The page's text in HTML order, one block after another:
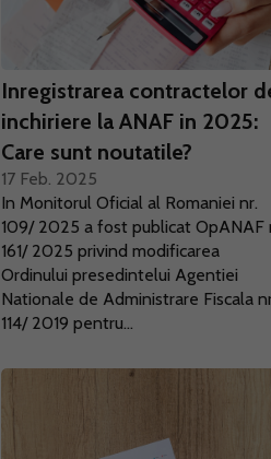
Inregistrarea contractelor
inchiriere la ANAF in 2025:
Care sunt noutatile?
17 Feb. 2025
In Monitorul Oficial al Romaniei nr.
109/ 2025 a fost publicat OpANAF
161/ 2025 privind modificarea
Ordinului presedintelui Agentiei
Nationale de Administrare Fiscala
114/ 2019 pentru...